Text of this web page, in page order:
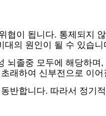
협이 됩니다. 통제되지
대의 원인이 될 수 있습니
졸중 모두에 해당하며
래하여 신부전으로 이
반합니다. 따라서 정기